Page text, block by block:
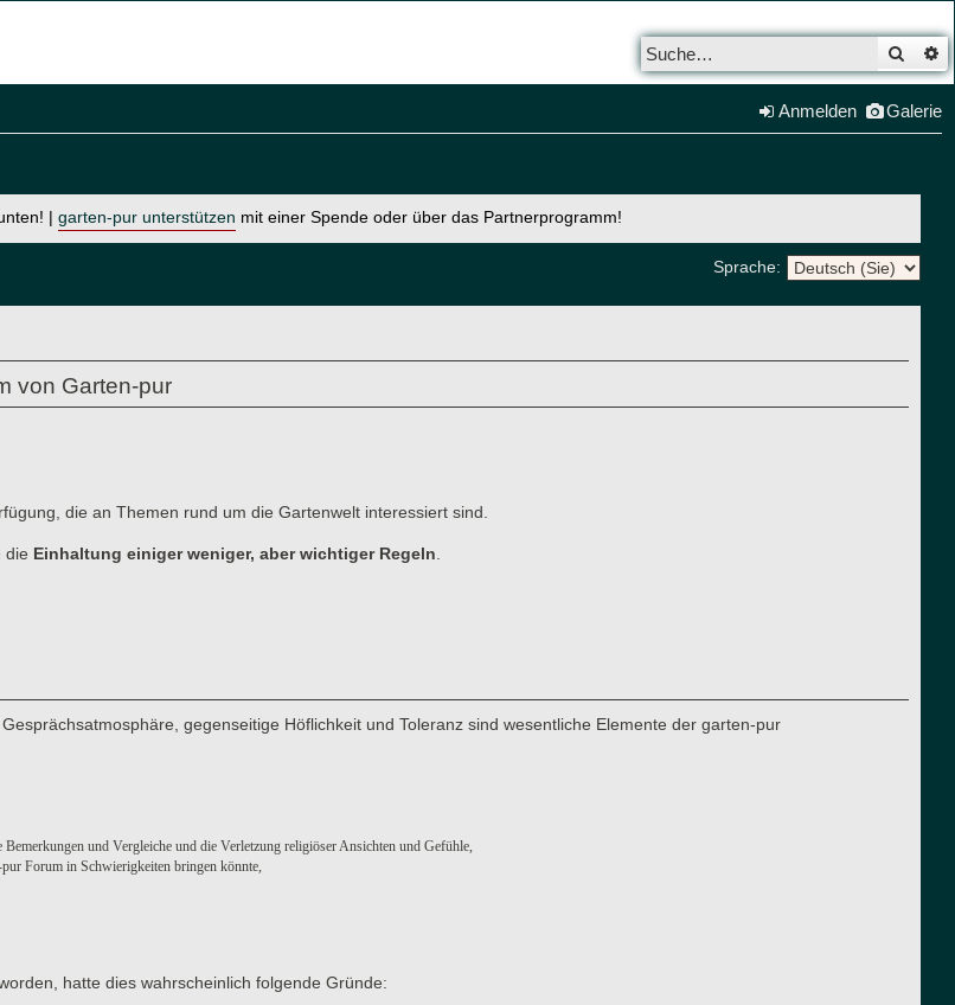
Galerie
Anmelden
| garten-pur unterstützen mit einer Spende oder über das Partnerprogramm!
Sprache:
von Garten-pur
die an Themen rund um die Gartenwelt interessiert sind.
die Einhaltung einiger weniger, aber wichtiger Regeln
gegenseitige Höflichkeit und Toleranz sind wesentliche Elemente der garten-pur
und Vergleiche und die Verletzung religiöser Ansichten und Gefühle,
Forum in Schwierigkeiten bringen könnte,
hatte dies wahrscheinlich folgende Gründe: